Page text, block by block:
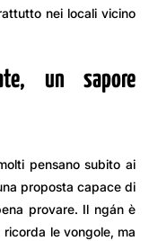
nei locali vicino
un sapore
pensano subito ai
proposta capace di
provare. Il ngán è
le vongole, ma